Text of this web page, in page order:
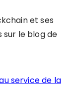
et ses
le blog de
service de la